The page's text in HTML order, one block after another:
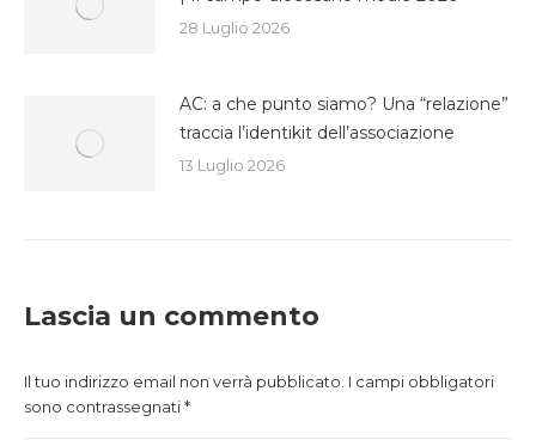
28 Luglio 2026
AC: a che punto siamo? Una “relazione”
traccia l’identikit dell’associazione
13 Luglio 2026
Lascia un commento
Il tuo indirizzo email non verrà pubblicato. I campi obbligatori
sono contrassegnati*